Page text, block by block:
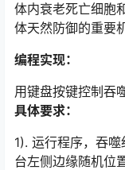
体内衰老死亡细胞
体天然防御的重要
编程实现：
用键盘按键控制吞
具体要求：
1). 运行程序，吞
台左侧边缘随机位